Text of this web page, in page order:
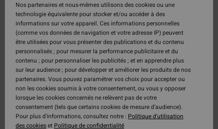
Nos partenaires et nous-mêmes utilisons des cookies ou une
technologie équivalente pour stocker et/ou accéder à des
informations sur votre appareil. Ces informations personnelles
(comme vos données de navigation et votre adresse IP) peuvent
être utilisées pour vous présenter des publications et du contenu
personnalisés ; pour mesurer la performance publicitaire et du
contenu ; pour personnaliser les publicités ; et en apprendre plus
sur leur audience ; pour développer et améliorer les produits de nos
partenaires. Vous pouvez paramétrer vos choix pour accepter ou
non les cookies soumis à votre consentement, ou vous y opposer
lorsque les cookies concernés ne relèvent pas de votre
consentement (tels que certains cookies de mesure d’audience).
Pour plus d'informations, consultez notre : Politique d'utilisation
des cookieset Politique de confidentialité